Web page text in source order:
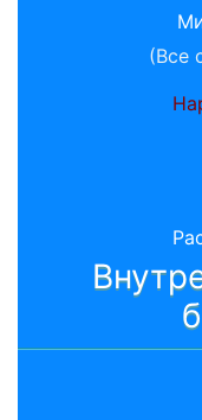
(Все